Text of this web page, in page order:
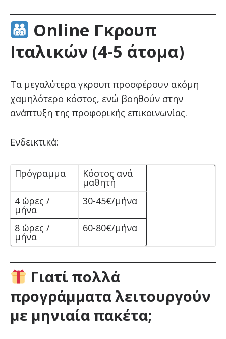
Online Γκρουπ
Ιταλικών (4-5 άτομα)
Τα μεγαλύτερα γκρουπ προσφέρουν ακόμη
χαμηλότερο κόστος, ενώ βοηθούν στην
ανάπτυξη της προφορικής επικοινωνίας.
Ενδεικτικά:
Πρόγραμμα Κόστος ανά
μαθητή
4 ώρες /
μήνα
30-45€/μήνα
8 ώρες /
μήνα
60-80€/μήνα
Γιατί πολλά
προγράμματα λειτουργούν
με μηνιαία πακέτα;